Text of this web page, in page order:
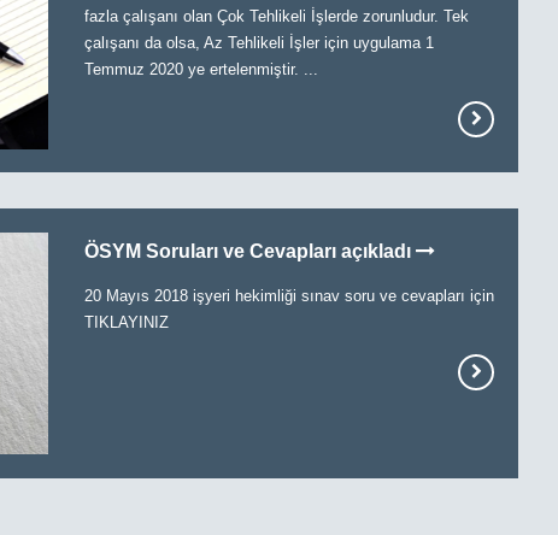
fazla çalışanı olan Çok Tehlikeli İşlerde zorunludur. Tek
çalışanı da olsa, Az Tehlikeli İşler için uygulama 1
Temmuz 2020 ye ertelenmiştir. ...
ÖSYM Soruları ve Cevapları açıkladı
20 Mayıs 2018 işyeri hekimliği sınav soru ve cevapları için
TIKLAYINIZ